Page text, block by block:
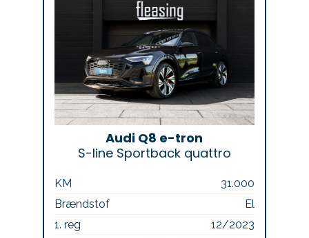
Audi Q8 e-tron
S-line Sportback quattro
KM
31.000
Brændstof
El
1. reg
12/2023